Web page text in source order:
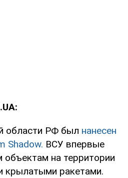
области РФ был нанесен
Shadow. ВСУ впервые
на территории
крылатыми ракетами.